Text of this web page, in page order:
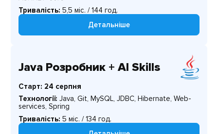
Тривалість:5,5 міс. / 144 год.
Детальніше
Java Розробник + AI Skills
Старт: 24 серпня
Технології:Java, Git, MySQL, JDBC, Hibernate, Web-
services, Spring
Тривалість:5 міс. / 134 год.